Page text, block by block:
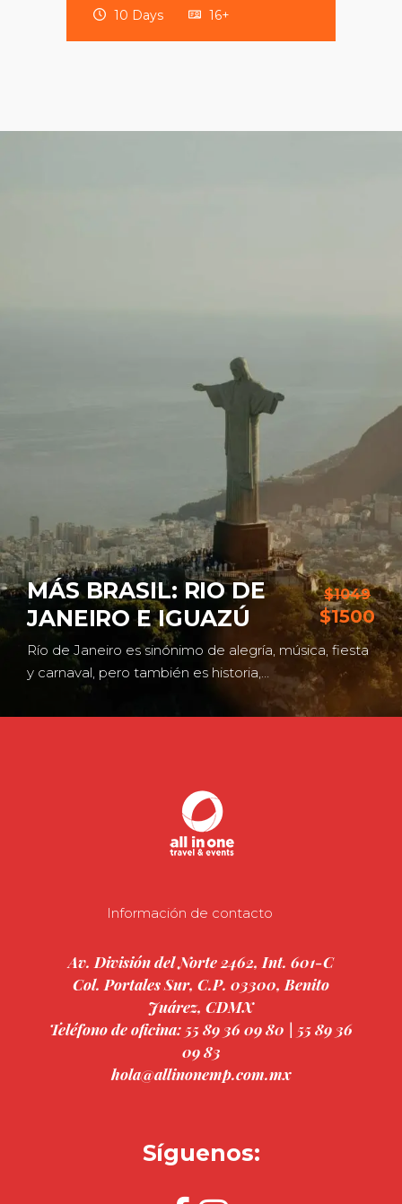
15 Days
DE
$1049
$1500
de alegría, música, fiesta
historia,…
PATAGONIA
La Patagonia argentina
pues el clima es
Información de contacto
Av. División del Norte 2462, Int. 601-C
Col. Portales Sur, C.P. 03300, Benito
Juárez, CDMX
Teléfono de oficina: 55 89 36 09 80 | 55 89 36
09 83
hola@allinonemp.com.mx
Síguenos: